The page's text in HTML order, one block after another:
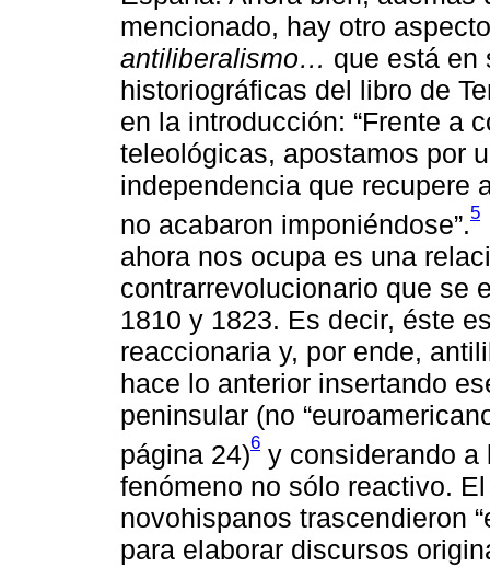
mencionado, hay otro
antiliberalismo… que está en
historiográficas del libro de
en la introducción: “Frente a
teleológicas, apostamos por
independencia que recupere
no acabaron imponiéndose”.5
ahora nos ocupa es una
contrarrevolucionario que se
1810 y 1823. Es decir, éste
reaccionaria y, por ende,
hace lo anterior insertando
peninsular (no
página 24)6 y considerando a
fenómeno no sólo reactivo.
novohispanos trascendieron
para elaborar discursos